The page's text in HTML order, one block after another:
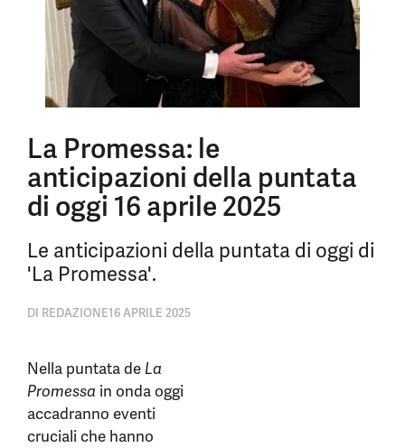
La Promessa: le
anticipazioni della puntata
di oggi 16 aprile 2025
Le anticipazioni della puntata di oggi di
'La Promessa'.
DI REDAZIONE16 APRILE 2025
Nella puntata de La
Promessa in onda oggi
accadranno eventi
cruciali che hanno